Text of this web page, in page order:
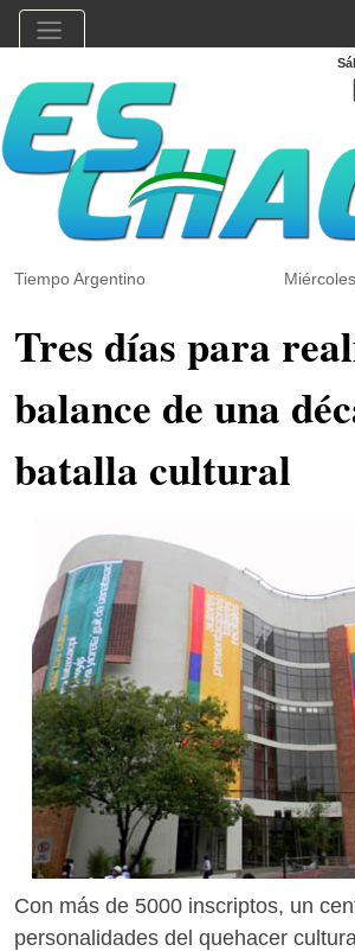
Tiempo Argentino
Tres días para
balance de una
batalla cultural
Con más de 5000 inscriptos, un
personalidades del quehacer